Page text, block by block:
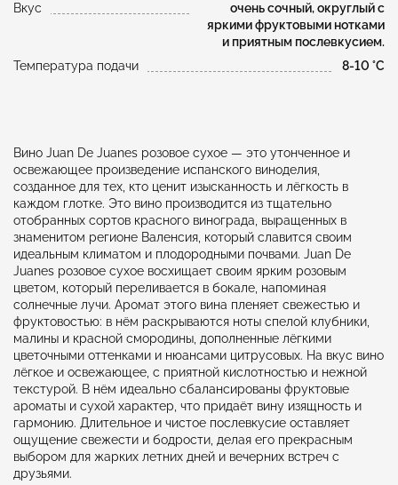
Вкус
очень сочный, округлый с
яркими фруктовыми нотками
и приятным послевкусием.
Температура подачи
8-10 °С
Вино Juan De Juanes розовое сухое — это утонченное и
освежающее произведение испанского виноделия,
созданное для тех, кто ценит изысканность и лёгкость в
каждом глотке. Это вино производится из тщательно
отобранных сортов красного винограда, выращенных в
знаменитом регионе Валенсия, который славится своим
идеальным климатом и плодородными почвами. Juan De
Juanes розовое сухое восхищает своим ярким розовым
цветом, который переливается в бокале, напоминая
солнечные лучи. Аромат этого вина пленяет свежестью и
фруктовостью: в нём раскрываются ноты спелой клубники,
малины и красной смородины, дополненные лёгкими
цветочными оттенками и нюансами цитрусовых. На вкус вино
лёгкое и освежающее, с приятной кислотностью и нежной
текстурой. В нём идеально сбалансированы фруктовые
ароматы и сухой характер, что придаёт вину изящность и
гармонию. Длительное и чистое послевкусие оставляет
ощущение свежести и бодрости, делая его прекрасным
выбором для жарких летних дней и вечерних встреч с
друзьями.